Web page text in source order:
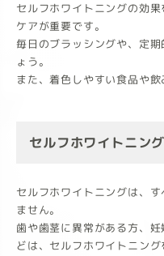
セルフホワイトニングの効
ケアが重要です。
毎日のブラッシングや、定
ょう。
また、着色しやすい食品や飲
セルフホワイトニン
セルフホワイトニングは、
ません。
歯や歯茎に異常がある方、
どは、セルフホワイトニン